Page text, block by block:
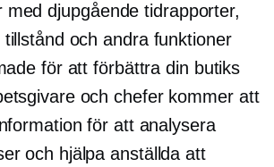
meddjupgående tidrapporter,
och andra funktioner
för att förbättra din butiks
och chefer kommer att
för att analysera
och hjälpa anställda att